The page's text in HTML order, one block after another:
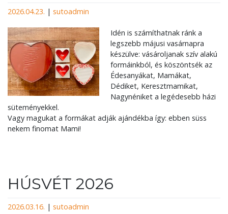
2026.04.23. | sutoadmin
Idén is számíthatnak ránk a
legszebb májusi vasárnapra
készülve: vásároljanak szív alakú
formáinkból, és köszöntsék az
Édesanyákat, Mamákat,
Dédiket, Keresztmamikat,
Nagynéniket a legédesebb házi
süteményekkel.
Vagy magukat a formákat adják ajándékba így: ebben süss
nekem finomat Mami!
HÚSVÉT 2026
2026.03.16. | sutoadmin